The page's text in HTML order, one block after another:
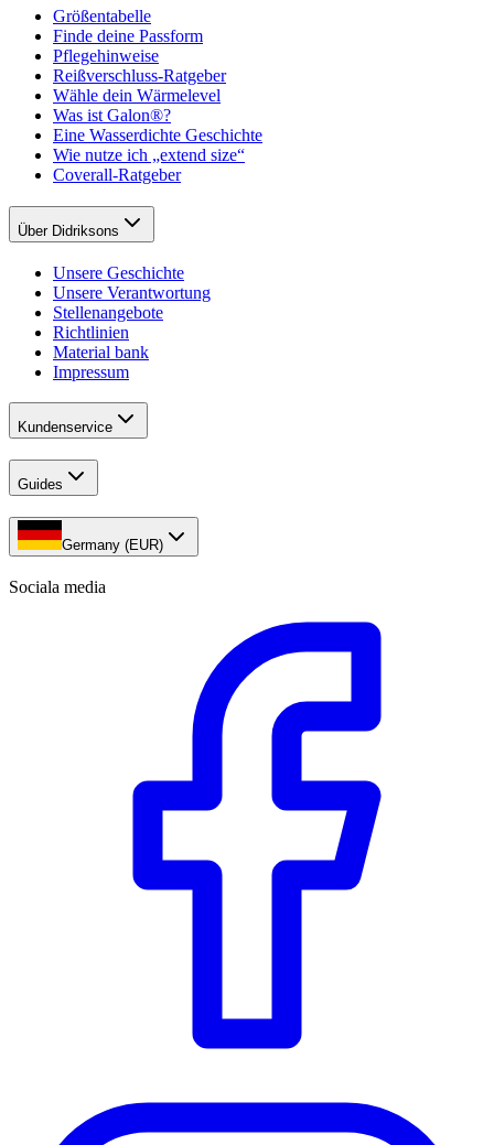
Größentabelle
Finde deine Passform
Pflegehinweise
Reißverschluss-Ratgeber
Wähle dein Wärmelevel
Was ist Galon®?
Eine Wasserdichte Geschichte
Wie nutze ich „extend size“
Coverall-Ratgeber
Über Didriksons
Unsere Geschichte
Unsere Verantwortung
Stellenangebote
Richtlinien
Material bank
Impressum
Kundenservice
Guides
Germany (EUR)
Sociala media